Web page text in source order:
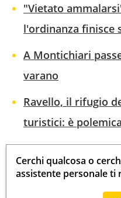
"Vietato
l'ordinanza finisce
A Montichiari
varano
Ravello, il rifugio
turistici: è polemica
Cerchi qualcosa o
assistente personale ti